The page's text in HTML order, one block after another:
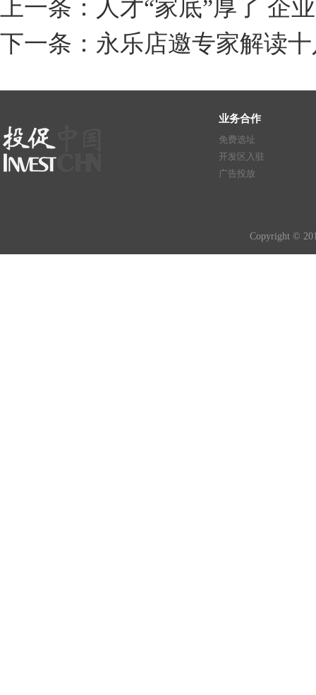
上一条：人才“家底”厚了 企
下一条：永乐店邀专家解读
业务合作
免费选址
开发区入驻
广告投放
Copyright ©